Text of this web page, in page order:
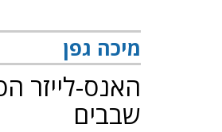
מיכה גפן
האנס-לייזר
שבבים